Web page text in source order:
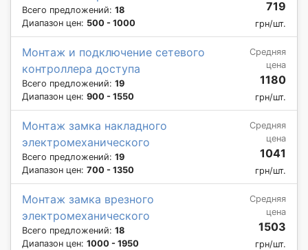
Всего предложений: 18
Диапазон цен: 500 - 1000
719
грн/шт.
Монтаж и подключение сетевого
контроллера доступа
Всего предложений: 19
Диапазон цен: 900 - 1550
Средняя
цена
1180
грн/шт.
Монтаж замка накладного
электромеханического
Всего предложений: 19
Диапазон цен: 700 - 1350
Средняя
цена
1041
грн/шт.
Монтаж замка врезного
электромеханического
Всего предложений: 18
Диапазон цен: 1000 - 1950
Средняя
цена
1503
грн/шт.